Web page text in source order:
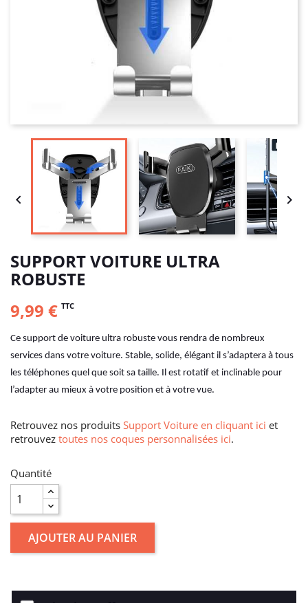
 
SUPPORT VOITURE ULTRA
ROBUSTE
9,99 € TTC
Ce support de voiture ultra robuste vous rendra de nombreux
services dans votre voiture. Stable, solide, élégant il s’adaptera à tous
les téléphones quel que soit sa taille. Il est rotatif et inclinable pour
l’adapter au mieux à votre position et à votre vue.
Retrouvez nos produits Support Voiture en cliquant ici et
retrouvez toutes nos coques personnalisées ici.
Quantité
AJOUTER AU PANIER